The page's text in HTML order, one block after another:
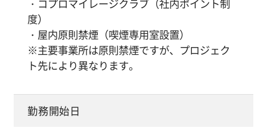
・コプロマイレージクラブ（社内ポイント制
度）
・屋内原則禁煙（喫煙専用室設置）
※主要事業所は原則禁煙ですが、プロジェク
ト先により異なります。
勤務開始日